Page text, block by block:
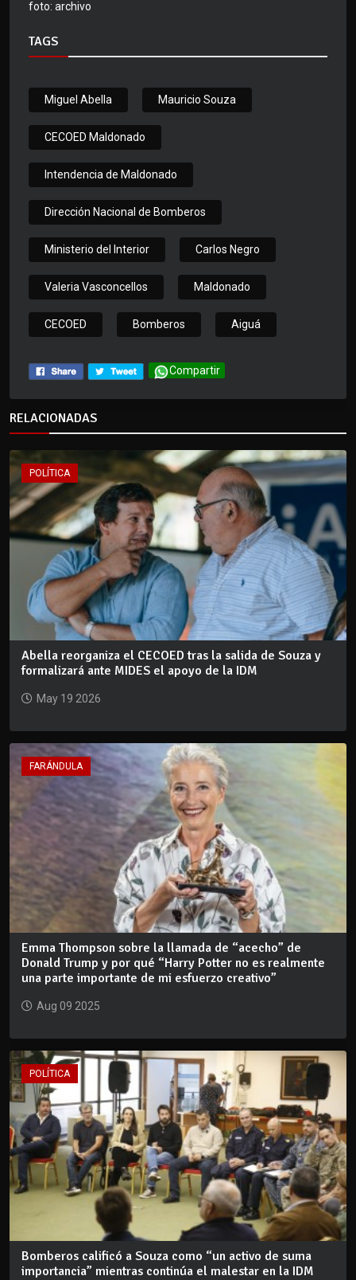
foto: archivo
TAGS
Miguel Abella Mauricio Souza
CECOED Maldonado
Intendencia de Maldonado
Dirección Nacional de Bomberos
Ministerio del Interior Carlos Negro
Valeria Vasconcellos Maldonado
CECOED Bomberos Aiguá
Compartir
RELACIONADAS
POLÍTICA
Abella reorganiza el CECOED tras la salida de Souza y
formalizará ante MIDES el apoyo de la IDM
May 19 2026
FARÁNDULA
Emma Thompson sobre la llamada de “acecho” de
Donald Trump y por qué “Harry Potter no es realmente
una parte importante de mi esfuerzo creativo”
Aug 09 2025
POLÍTICA
Bomberos calificó a Souza como “un activo de suma
importancia” mientras continúa el malestar en la IDM